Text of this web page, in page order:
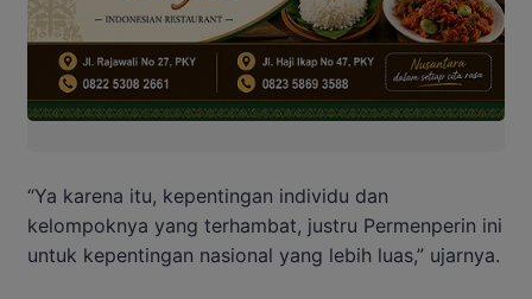
“Ya karena itu, kepentingan individu dan
kelompoknya yang terhambat, justru Permenperin ini
untuk kepentingan nasional yang lebih luas,” ujarnya.